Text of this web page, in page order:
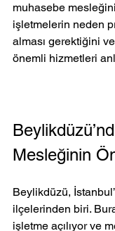
muhasebe
işletmelerin neden
alması gerektiğini
önemli hizmetleri
Mesleğinin
Beylikdüzü,
ilçelerinden biri.
işletme açılıyor ve